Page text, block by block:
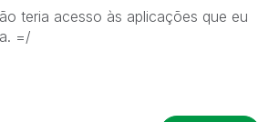
teria acesso às aplicações que eu
=/